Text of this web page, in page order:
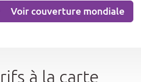
Voir couverture mondiale
à la carte